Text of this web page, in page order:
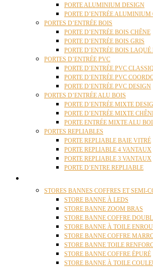
PORTE ALUMINIUM DESIGN
PORTE D’ENTRÉE ALUMINIUM
PORTES D’ENTRÉE BOIS
PORTE D’ENTRÉE BOIS CHÊNE
PORTE D’ENTRÉE BOIS GRIS
PORTE D’ENTRÉE BOIS
PORTES D’ENTRÉE PVC
PORTE D’ENTRÉE PVC
PORTE D’ENTRÉE PVC
PORTE D’ENTRÉE PVC DESIGN
PORTES D’ENTRÉE ALU BOIS
PORTE D’ENTRÉE MIXTE
PORTE D’ENTRÉE MIXTE
PORTE ENTRÉE MIXTE ALU
PORTES REPLIABLES
PORTE REPLIABLE BAIE VITRÉ
PORTE REPLIABLE 4 VANTAUX
PORTE REPLIABLE 3 VANTAUX
PORTE D’ENTRE REPLIABLE
STORES BANNES COFFRES ET SEMI-
STORE BANNE À LEDS
STORE BANNE ZOOM BRAS
STORE BANNE COFFRE
STORE BANNE À TOILE
STORE BANNE COFFRE
STORE BANNE TOILE
STORE BANNE COFFRE ÉPURÉ
STORE BANNE À TOILE